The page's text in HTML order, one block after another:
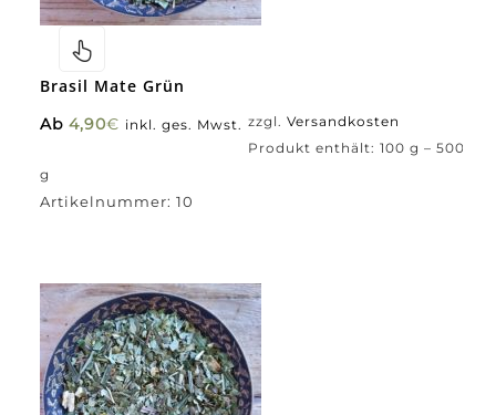
Brasil Mate Grün
Ab 4,90€ inkl. ges. Mwst. zzgl. Versandkosten
Produkt enthält: 100 g – 500
g
Artikelnummer: 10